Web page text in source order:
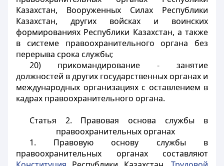
Казахстан, Вооруженных Силах Республики
Казахстан, других войсках и воинских
формированиях Республики Казахстан, а также
в системе правоохранительного органа без
перерыва срока службы;
20) прикомандирование - занятие
должностей в других государственных органах и
международных организациях с оставлением в
кадрах правоохранительного органа.
Статья 2. Правовая основа службы в
правоохранительных органах
1. Правовую основу службы в
правоохранительных органах составляют